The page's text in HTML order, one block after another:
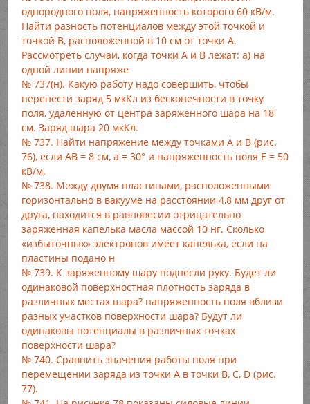
однородного поля, напряженность которого 60 кВ/м.
Найти разность потенциалов между этой точкой и
точкой В, расположенной в 10 см от точки А.
Рассмотреть случаи, когда точки А и В лежат: а) на
одной линии напряже
№ 737(н). Какую работу надо совершить, чтобы
перенести заряд 5 мкКл из бесконечности в точку
поля, удаленную от центра заряженного шара на 18
см. Заряд шара 20 мкКл.
№ 737. Найти напряжение между точками А и В (рис.
76), если АВ = 8 см, а = 30° и напряженность поля Е = 50
кВ/м.
№ 738. Между двумя пластинами, расположенными
горизонтально в вакууме на расстоянии 4,8 мм друг от
друга, находится в равновесии отрицательно
заряженная капелька масла массой 10 нг. Сколько
«избыточных» электронов имеет капелька, если на
пластины подано н
№ 739. К заряженному шару поднесли руку. Будет ли
одинаковой поверхностная плотность заряда в
различных местах шара? напряженность поля вблизи
разных участков поверхности шара? Будут ли
одинаковы потенциалы в различных точках
поверхности шара?
№ 740. Сравнить значения работы поля при
перемещении заряда из точки А в точки В, С, D (рис.
77).